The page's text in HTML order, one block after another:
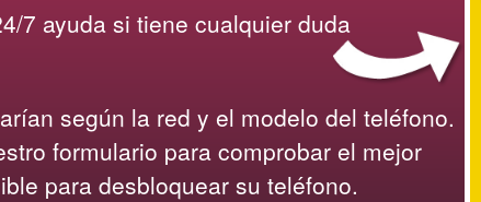
7 ayuda si tiene cualquier duda
según la red y el modelo del teléfono.
formulario para comprobar el mejor
para desbloquear su teléfono.